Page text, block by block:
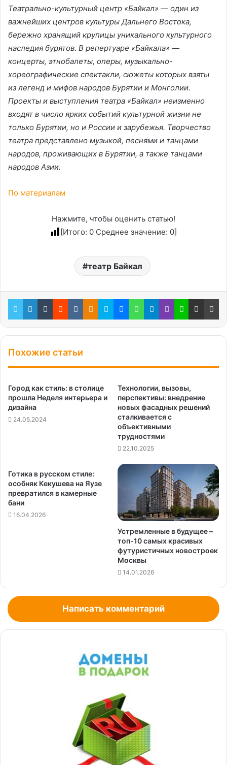
Театрально-культурный центр «Байкал» — один из
важнейших центров культуры Дальнего Востока,
бережно хранящий крупицы уникального культурного
наследия бурятов. В репертуаре «Байкала» —
концерты, этнобалеты, оперы, музыкально-
хореографические спектакли, сюжеты которых взяты
из легенд и мифов народов Бурятии и Монголии.
Проекты и выступления театра «Байкал» неизменно
входят в число ярких событий культурной жизни не
только Бурятии, но и России и зарубежья. Творчество
театра представлено музыкой, песнями и танцами
народов, проживающих в Бурятии, а также танцами
народов Азии.
По материалам
Нажмите, чтобы оценить статью!
[Итого: 0 Среднее значение: 0]
театр Байкал
TwitterLinkedInTumblrRedditВконтакте
Одноклассники
SkypeMessenger
WhatsApp
Telegram
ViberLine Поделиться через электронную почту
Похожие статьи
Город как стиль: в столице
прошла Неделя интерьера и
дизайна
24.05.2024
Технологии, вызовы,
перспективы: внедрение
новых фасадных решений
сталкивается с
объективными
трудностями
22.10.2025
Готика в русском стиле:
особняк Кекушева на Яузе
превратился в камерные
бани
16.04.2026
Устремленные в будущее –
топ-10 самых красивых
футуристичных новостроек
Москвы
14.01.2026
Написать комментарий